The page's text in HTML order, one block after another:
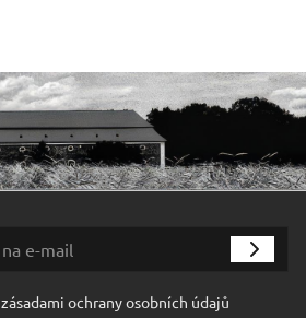
zásadami ochrany osobních údajů